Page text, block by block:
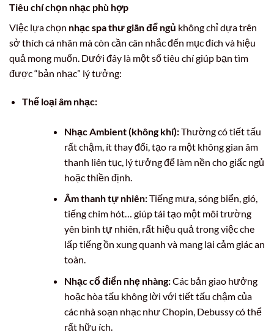
Tiêu chí chọn nhạc phù hợp
Việc lựa chọn nhạc spa thư giãn để ngủ không chỉ dựa trên
sở thích cá nhân mà còn cần cân nhắc đến mục đích và hiệu
quả mong muốn. Dưới đây là một số tiêu chí giúp bạn tìm
được “bản nhạc” lý tưởng:
Thể loại âm nhạc:
Nhạc Ambient (không khí):Thường có tiết tấu
rất chậm, ít thay đổi, tạo ra một không gian âm
thanh liên tục, lý tưởng để làm nền cho giấc ngủ
hoặc thiền định.
Âm thanh tự nhiên:Tiếng mưa, sóng biển, gió,
tiếng chim hót… giúp tái tạo một môi trường
yên bình tự nhiên, rất hiệu quả trong việc che
lấp tiếng ồn xung quanh và mang lại cảm giác an
toàn.
Nhạc cổ điển nhẹ nhàng:Các bản giao hưởng
hoặc hòa tấu không lời với tiết tấu chậm của
các nhà soạn nhạc như Chopin, Debussy có thể
rất hữu ích.